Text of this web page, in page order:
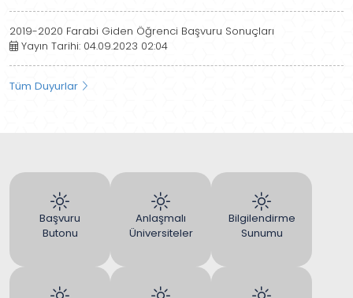
2019-2020 Farabi Giden Öğrenci Başvuru Sonuçları
Yayın Tarihi: 04.09.2023 02:04
Tüm Duyurlar
Başvuru
Butonu
Anlaşmalı
Üniversiteler
Bilgilendirme
Sunumu